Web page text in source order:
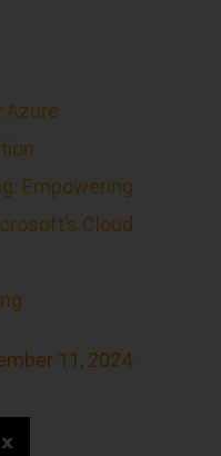
Azure
Empowering
Cloud
11, 2024
X